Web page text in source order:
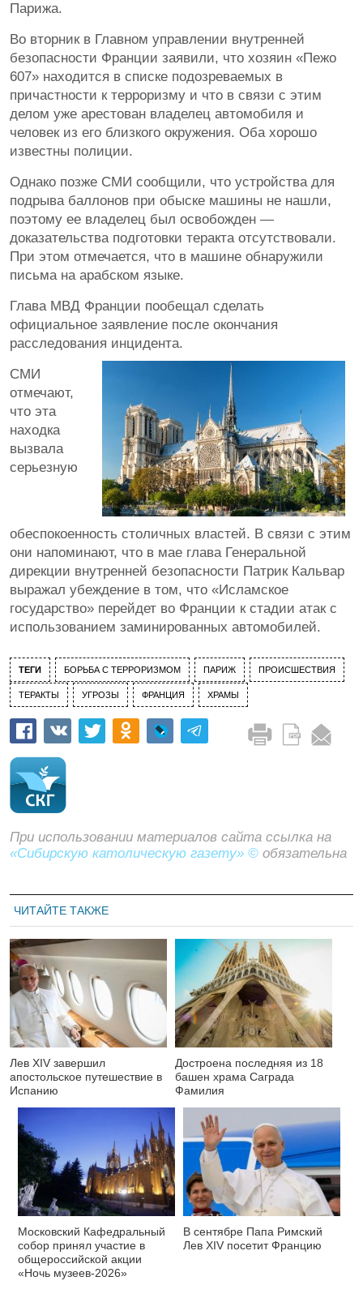
Парижа.
Во вторник в Главном управлении внутренней
безопасности Франции заявили, что хозяин «Пежо
607» находится в списке подозреваемых в
причастности к терроризму и что в связи с этим
делом уже арестован владелец автомобиля и
человек из его близкого окружения. Оба хорошо
известны полиции.
Однако позже СМИ сообщили, что устройства для
подрыва баллонов при обыске машины не нашли,
поэтому ее владелец был освобожден —
доказательства подготовки теракта отсутствовали.
При этом отмечается, что в машине обнаружили
письма на арабском языке.
Глава МВД Франции пообещал сделать
официальное заявление после окончания
расследования инцидента.
СМИ
отмечают,
что эта
находка
вызвала
серьезную
обеспокоенность столичных властей. В связи с этим
они напоминают, что в мае глава Генеральной
дирекции внутренней безопасности Патрик Кальвар
выражал убеждение в том, что «Исламское
государство» перейдет во Франции к стадии атак с
использованием заминированных автомобилей.
ТЕГИ БОРЬБА С ТЕРРОРИЗМОМ ПАРИЖ ПРОИСШЕСТВИЯ
ТЕРАКТЫ УГРОЗЫ ФРАНЦИЯ ХРАМЫ
При использовании материалов сайта ссылка на
«Сибирскую католическую газету» © обязательна
ЧИТАЙТЕ ТАКЖЕ
Лев XIV завершил
апостольское путешествие в
Испанию
Достроена последняя из 18
башен храма Саграда
Фамилия
Московский Кафедральный
собор принял участие в
общероссийской акции
«Ночь музеев-2026»
В сентябре Папа Римский
Лев XIV посетит Францию